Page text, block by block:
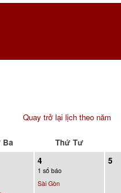
Quay trở lại lịch theo năm
Ba Thứ Tư
4
1 số báo
Sài Gòn
5